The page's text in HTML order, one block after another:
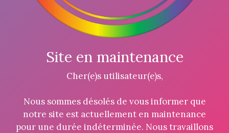
Site en maintenance
Cher(e)s utilisateur(e)s,
Nous sommes désolés de vous informer que
notre site est actuellement en maintenance
pour une durée indéterminée. Nous travaillons